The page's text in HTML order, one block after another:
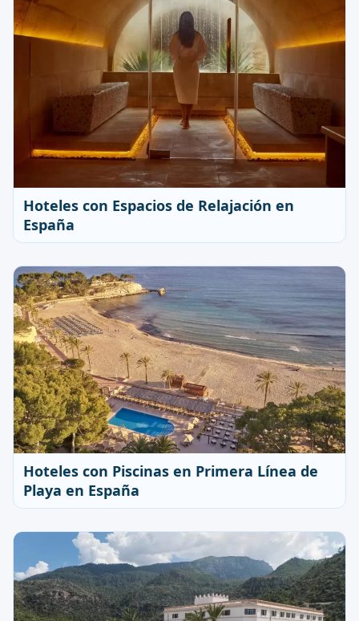
Hoteles con Espacios de Relajación en
España
Hoteles con Piscinas en Primera Línea de
Playa en España